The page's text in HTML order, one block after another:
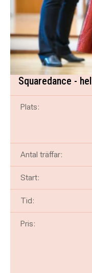
Squaredance -
Plats:
Antal träffar:
Start:
Tid:
Pris: